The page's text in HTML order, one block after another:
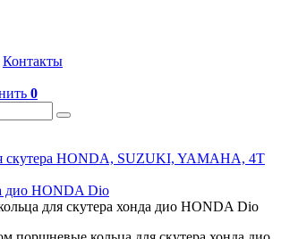
Контакты
0
скутера HONDA, SUZUKI, YAMAHA, 4Т
дио HONDA Dio
для скутера хонда дио HONDA Dio